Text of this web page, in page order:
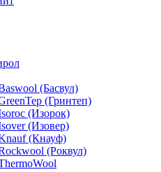
(Басвул)
(Гринтеп)
(Изорок)
(Изовер)
(Кнауф)
(Роквул)